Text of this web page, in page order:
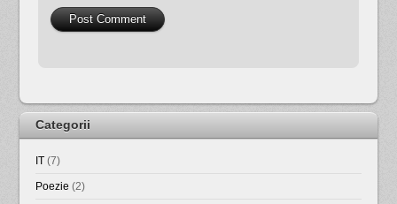
Categorii
IT (7)
Poezie (2)